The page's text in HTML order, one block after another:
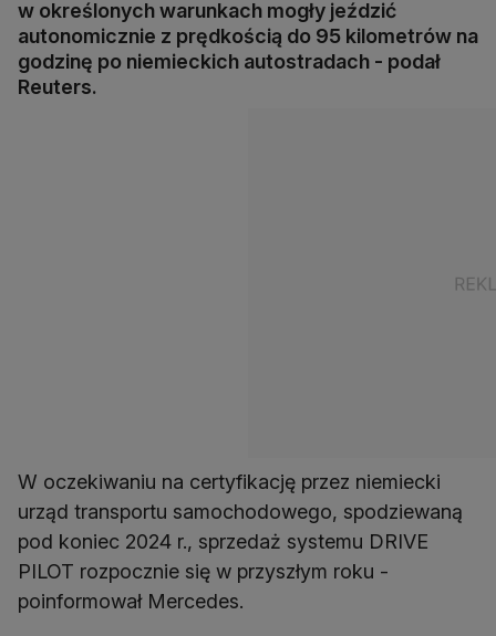
w określonych warunkach mogły jeździć
autonomicznie z prędkością do 95 kilometrów na
godzinę po niemieckich autostradach - podał
Reuters.
W oczekiwaniu na certyfikację przez niemiecki
urząd transportu samochodowego, spodziewaną
pod koniec 2024 r., sprzedaż systemu DRIVE
PILOT rozpocznie się w przyszłym roku -
poinformował Mercedes.